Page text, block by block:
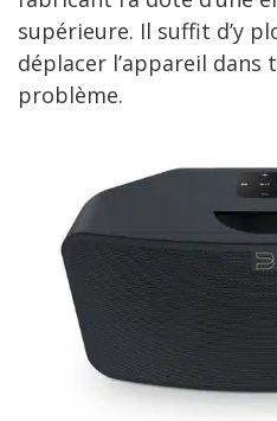
supérieure. Il suffit d’y
déplacer l’appareil dans
problème.